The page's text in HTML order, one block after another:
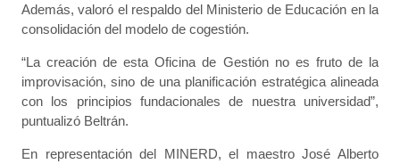
Además, valoró el respaldo del Ministerio de Educación en la
consolidación del modelo de cogestión.
“La creación de esta Oficina de Gestión no es fruto de la
improvisación, sino de una planificación estratégica alineada
con los principios fundacionales de nuestra universidad”,
puntualizó Beltrán.
En representación del MINERD, el maestro José Alberto